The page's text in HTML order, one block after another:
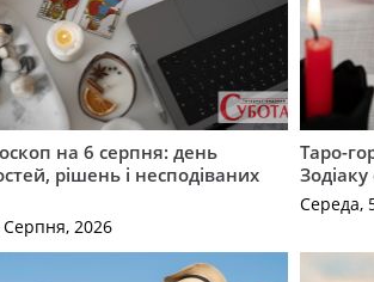
на 6 серпня: день
рішень і несподіваних
2026
Таро-
Середа,